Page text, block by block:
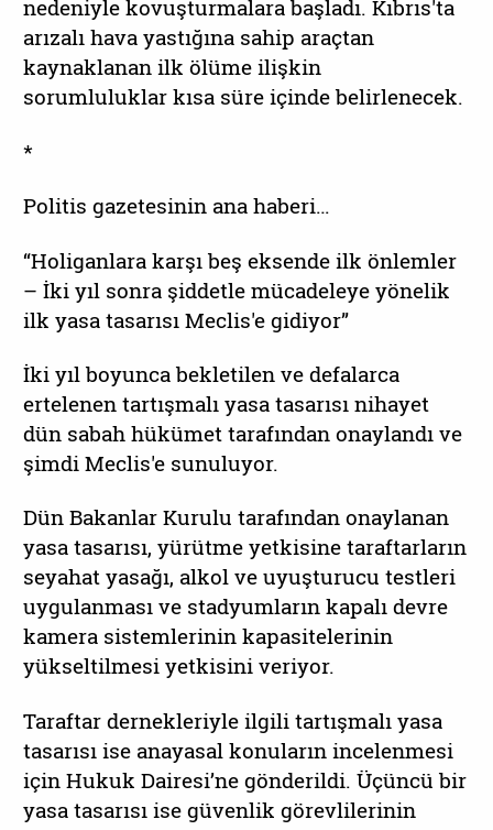
nedeniyle kovuşturmalara başladı. Kıbrıs'ta
arızalı hava yastığına sahip araçtan
kaynaklanan ilk ölüme ilişkin
sorumluluklar kısa süre içinde belirlenecek.
*
Politis gazetesinin ana haberi…
“Holiganlara karşı beş eksende ilk önlemler
– İki yıl sonra şiddetle mücadeleye yönelik
ilk yasa tasarısı Meclis'e gidiyor”
İki yıl boyunca bekletilen ve defalarca
ertelenen tartışmalı yasa tasarısı nihayet
dün sabah hükümet tarafından onaylandı ve
şimdi Meclis'e sunuluyor.
Dün Bakanlar Kurulu tarafından onaylanan
yasa tasarısı, yürütme yetkisine taraftarların
seyahat yasağı, alkol ve uyuşturucu testleri
uygulanması ve stadyumların kapalı devre
kamera sistemlerinin kapasitelerinin
yükseltilmesi yetkisini veriyor.
Taraftar dernekleriyle ilgili tartışmalı yasa
tasarısı ise anayasal konuların incelenmesi
için Hukuk Dairesi’ne gönderildi. Üçüncü bir
yasa tasarısı ise güvenlik görevlilerinin